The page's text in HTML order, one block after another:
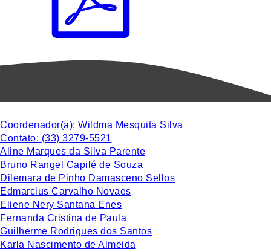
Coordenador(a): Wildma Mesquita Silva
Contato: (33) 3279-5521
Aline Marques da Silva Parente
Bruno Rangel Capilé de Souza
Dilemara de Pinho Damasceno Sellos
Edmarcius Carvalho Novaes
Eliene Nery Santana Enes
Fernanda Cristina de Paula
Guilherme Rodrigues dos Santos
Karla Nascimento de Almeida